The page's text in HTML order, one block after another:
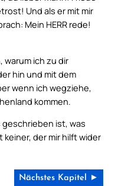
Und als er mit mir
Mein HERR rede!
warum ich zu dir
hin und mit dem
wenn ich wegziehe,
kommen.
geschrieben ist, was
der mir hilft wider
Nächstes Kapitel ►